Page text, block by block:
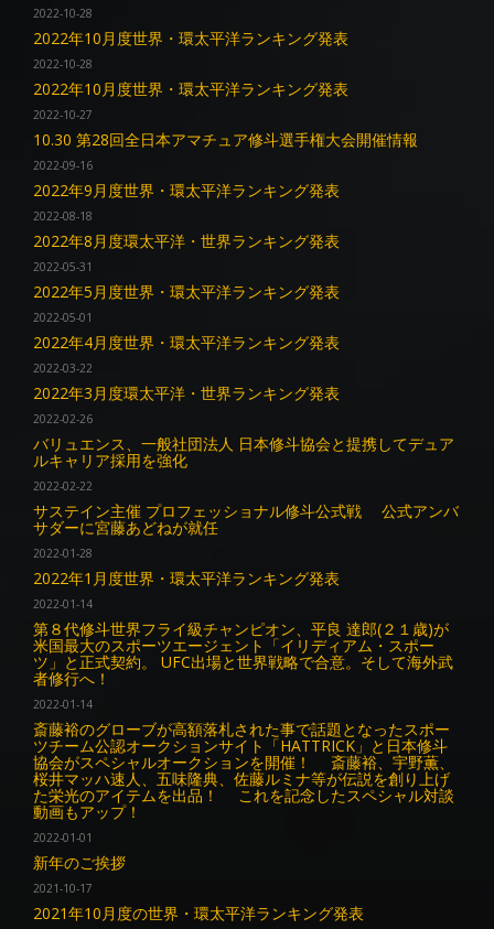
2022-10-28
2022年10月度世界・環太平洋ランキング発表
2022-10-28
2022年10月度世界・環太平洋ランキング発表
2022-10-27
10.30 第28回全日本アマチュア修斗選手権大会開催情報
2022-09-16
2022年9月度世界・環太平洋ランキング発表
2022-08-18
2022年8月度環太平洋・世界ランキング発表
2022-05-31
2022年5月度世界・環太平洋ランキング発表
2022-05-01
2022年4月度世界・環太平洋ランキング発表
2022-03-22
2022年3月度環太平洋・世界ランキング発表
2022-02-26
バリュエンス、一般社団法人 日本修斗協会と提携してデュア
ルキャリア採用を強化
2022-02-22
サステイン主催 プロフェッショナル修斗公式戦 公式アンバ
サダーに宮藤あどねが就任
2022-01-28
2022年1月度世界・環太平洋ランキング発表
2022-01-14
第８代修斗世界フライ級チャンピオン、平良 達郎(２１歳)が
米国最大のスポーツエージェント「イリディアム・スポー
ツ」と正式契約。 UFC出場と世界戦略で合意。そして海外武
者修行へ！
2022-01-14
斎藤裕のグローブが高額落札された事で話題となったスポー
ツチーム公認オークションサイト「HATTRICK」と日本修斗
協会がスペシャルオークションを開催！ 斎藤裕、宇野薫、
桜井マッハ速人、五味隆典、佐藤ルミナ等が伝説を創り上げ
た栄光のアイテムを出品！ これを記念したスペシャル対談
動画もアップ！
2022-01-01
新年のご挨拶
2021-10-17
2021年10月度の世界・環太平洋ランキング発表